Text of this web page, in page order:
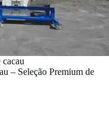
cacau
– Seleção Premium de